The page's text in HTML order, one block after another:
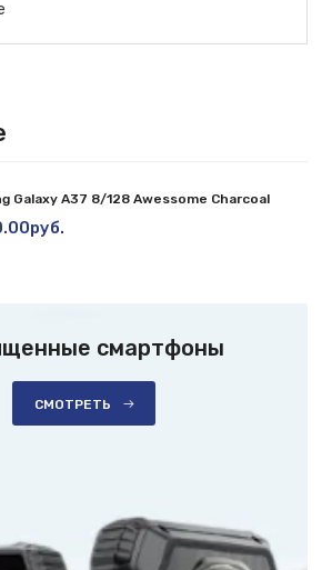
Galaxy A37 8/128 Awessome Charcoal
смартфоны
СМОТРЕТЬ